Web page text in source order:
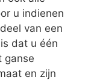
u indienen
van een
dat u één
ganse
en zijn